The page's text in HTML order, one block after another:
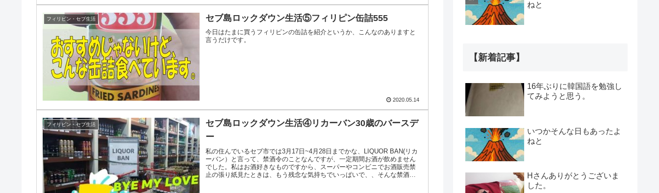
フィリピン・セブ生活 セブ島ロックダウン生活⑤フィリピン缶詰555
今日はたまに買うフィリピンの缶詰を紹介というか、こんなのありますと
言うだけです。
2020.05.14
フィリピン・セブ生活
セブ島ロックダウン生活④リカーバン30歳のバースデ
ー
私の住んでいるセブ市では3月17日~4月28日までかな、LIQUOR BAN(リカ
ーバン）と言って、禁酒令のことなんですが、一定期間お酒が飲めません
でした。私はお酒好きなものですから、スーパーやコンビニでお酒販売禁
止の張り紙見たときは、もう残念な気持ちでいっぱいで、、そんな禁酒令
ねと
【新着記事】
16年ぶりに韓国語を勉強し
てみようと思う。
いつかそんな日もあったよ
ねと
Hさんありがとうございま
した。